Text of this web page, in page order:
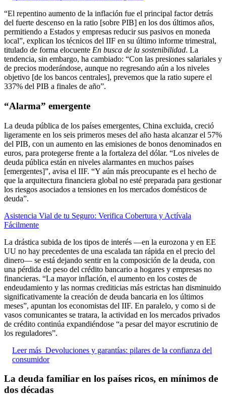
“El repentino aumento de la inflación fue el principal factor detrás
del fuerte descenso en la ratio [sobre PIB] en los dos últimos años,
permitiendo a Estados y empresas reducir sus pasivos en moneda
local”, explican los técnicos del IIF en su último informe trimestral,
titulado de forma elocuente En busca de la sostenibilidad. La
tendencia, sin embargo, ha cambiado: “Con las presiones salariales y
de precios moderándose, aunque no regresando aún a los niveles
objetivo [de los bancos centrales], prevemos que la ratio supere el
337% del PIB a finales de año”.
“Alarma” emergente
La deuda pública de los países emergentes, China excluida, creció
ligeramente en los seis primeros meses del año hasta alcanzar el 57%
del PIB, con un aumento en las emisiones de bonos denominados en
euros, para protegerse frente a la fortaleza del dólar. “Los niveles de
deuda pública están en niveles alarmantes en muchos países
[emergentes]”, avisa el IIF. “Y aún más preocupante es el hecho de
que la arquitectura financiera global no esté preparada para gestionar
los riesgos asociados a tensiones en los mercados domésticos de
deuda”.
Asistencia Vial de tu Seguro: Verifica Cobertura y Actívala
Fácilmente
La drástica subida de los tipos de interés —en la eurozona y en EE
UU no hay precedentes de una escalada tan rápida en el precio del
dinero— se está dejando sentir en la composición de la deuda, con
una pérdida de peso del crédito bancario a hogares y empresas no
financieras. “La mayor inflación, el aumento en los costes de
endeudamiento y las normas crediticias más estrictas han disminuido
significativamente la creación de deuda bancaria en los últimos
meses”, apuntan los economistas del IIF. En paralelo, y como si de
vasos comunicantes se tratara, la actividad en los mercados privados
de crédito continúa expandiéndose “a pesar del mayor escrutinio de
los reguladores”.
Leer más Devoluciones y garantías: pilares de la confianza del
consumidor
La deuda familiar en los países ricos, en mínimos de
dos décadas